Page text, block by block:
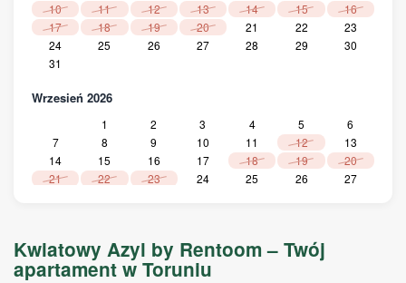
10
11 12 13 14 15
16
17
18 19 20 21 22
23
24
25 26 27 28 29
30
31
Wrzesień 2026
1 2 3 4 5
6
7
8 9 10 11 12
13
14
15 16 17 18 19
20
21
22 23 24 25 26
27
1 2 3
5
6 7 8
Kwiatowy Azyl by Rentoom – Twój
apartament w Toruniu